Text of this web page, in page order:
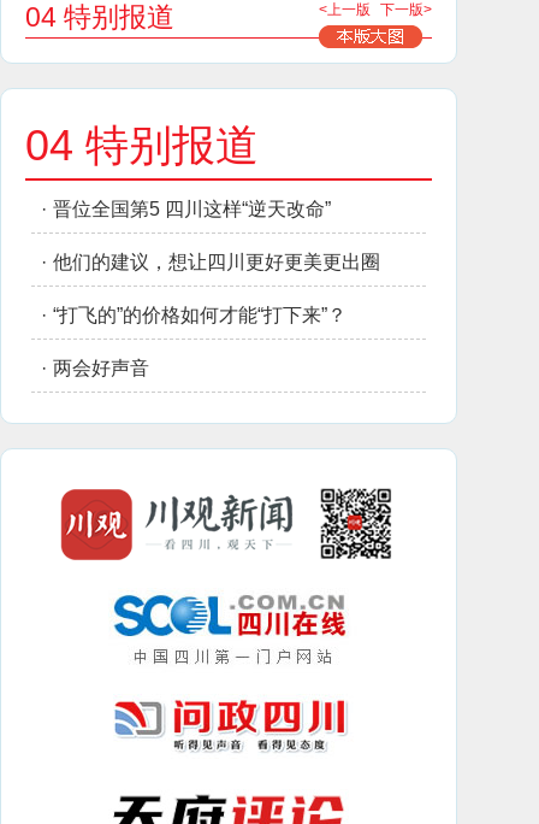
04 特别报道 <上一版 下一版>
04 特别报道
· 晋位全国第5 四川这样“逆天改命”
· 他们的建议，想让四川更好更美更出圈
· “打飞的”的价格如何才能“打下来”？
· 两会好声音